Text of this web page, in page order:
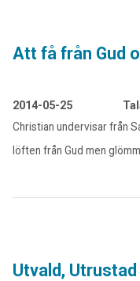
Att få från Gud
2014-05-25
Christian undervisar från
löften från Gud men
Utvald,